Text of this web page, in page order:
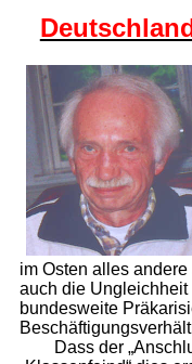
im Osten alles
auch die
bundesweite
Dass der